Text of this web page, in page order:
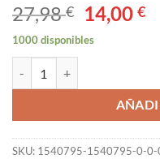
27,98€
El
precio
original
27,98 €.
14,00€El
1000 disponibles
SKU: 1540795-1540795-0-